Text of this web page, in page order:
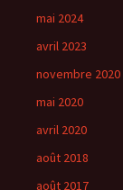
mai 2024
avril 2023
novembre 2020
mai 2020
avril 2020
août 2018
août 2017